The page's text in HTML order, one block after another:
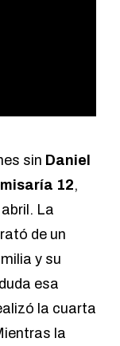
sin Daniel
12,
La
de un
y su
esa
la cuarta
la